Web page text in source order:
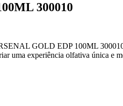
300010
GOLD EDP 100ML
uma experiência olfativa única e